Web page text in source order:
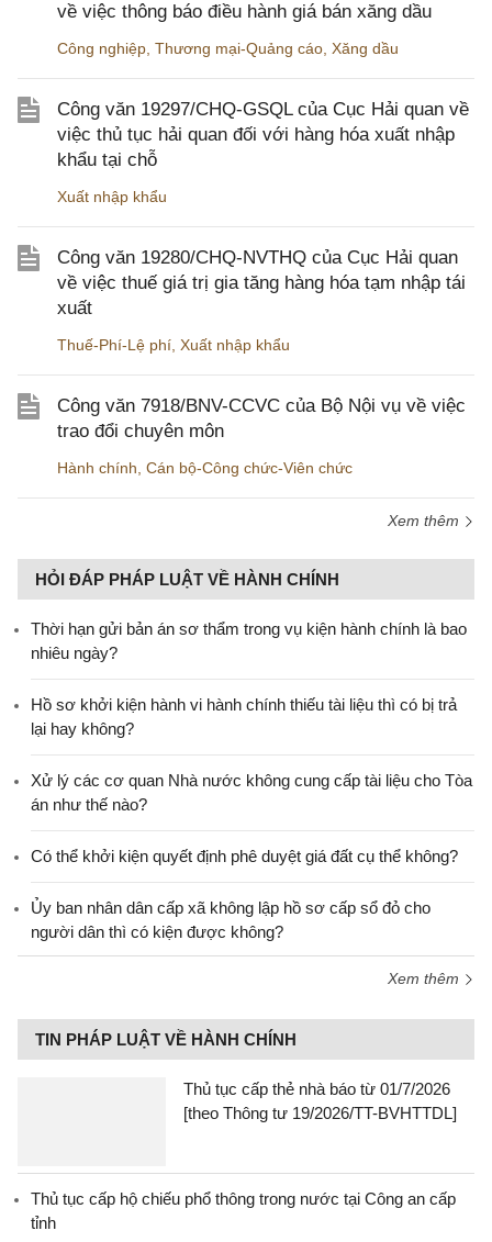
về việc thông báo điều hành giá bán xăng dầu
Công nghiệp Thương mại-Quảng cáo Xăng dầu
Công văn 19297/CHQ-GSQL của Cục Hải quan về
việc thủ tục hải quan đối với hàng hóa xuất nhập
khẩu tại chỗ
Xuất nhập khẩu
Công văn 19280/CHQ-NVTHQ của Cục Hải quan
về việc thuế giá trị gia tăng hàng hóa tạm nhập tái
xuất
Thuế-Phí-Lệ phí Xuất nhập khẩu
Công văn 7918/BNV-CCVC của Bộ Nội vụ về việc
trao đổi chuyên môn
Hành chính Cán bộ-Công chức-Viên chức
Xem thêm
HỎI ĐÁP PHÁP LUẬT VỀ HÀNH CHÍNH
Thời hạn gửi bản án sơ thẩm trong vụ kiện hành chính là bao
nhiêu ngày?
Hồ sơ khởi kiện hành vi hành chính thiếu tài liệu thì có bị trả
lại hay không?
Xử lý các cơ quan Nhà nước không cung cấp tài liệu cho Tòa
án như thế nào?
Có thể khởi kiện quyết định phê duyệt giá đất cụ thể không?
Ủy ban nhân dân cấp xã không lập hồ sơ cấp sổ đỏ cho
người dân thì có kiện được không?
Xem thêm
TIN PHÁP LUẬT VỀ HÀNH CHÍNH
Thủ tục cấp thẻ nhà báo từ 01/7/2026
[theo Thông tư 19/2026/TT-BVHTTDL]
Thủ tục cấp hộ chiếu phổ thông trong nước tại Công an cấp
tỉnh